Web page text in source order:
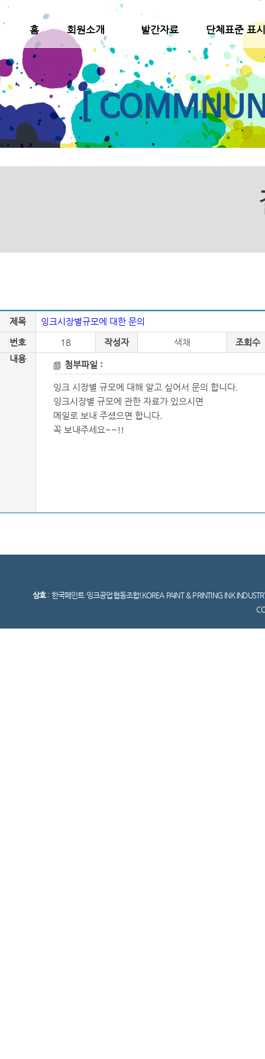
홈 회원소개 발간자료 단체표준 표
[
제목 잉크시장별규모에 대한 문의
번호 18 작성자 색채
조회수
내용
첨부파일 :
잉크 시장별 규모에 대해 알고 싶어서 문의 합니다.
잉크시장별 규모에 관한 자료가 있으시면
메일로 보내 주셨으면 합니다.
꼭 보내주세요~~!!
상호: 한국페인트·잉크공업협동조합(KOREA PAINT & PRINTING INK